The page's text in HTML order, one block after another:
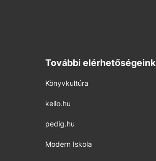
További elérhetőségeink
Könyvkultúra
kello.hu
pedig.hu
Modern Iskola